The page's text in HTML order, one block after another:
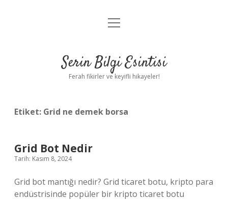
Anasayfa
Yasal Uyarı
menüyü
Serin Bilgi Esintisi
Ferah fikirler ve keyifli hikayeler!
Etiket: Grid ne demek borsa
Grid Bot Nedir
Tarih: Kasım 8, 2024
Grid bot mantığı nedir? Grid ticaret botu, kripto para
endüstrisinde popüler bir kripto ticaret botu